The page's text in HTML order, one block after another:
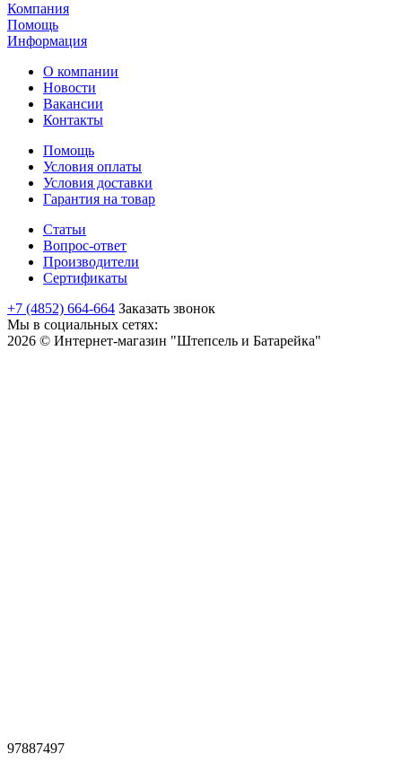
Компания
Помощь
Информация
О компании
Новости
Вакансии
Контакты
Помощь
Условия оплаты
Условия доставки
Гарантия на товар
Статьи
Вопрос-ответ
Производители
Сертификаты
+7 (4852) 664-664 Заказать звонок
Мы в социальных сетях:
2026 © Интернет-магазин "Штепсель и Батарейка"
97887497